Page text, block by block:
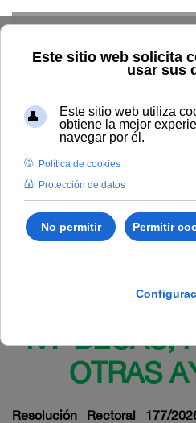
Inicio BOUNIA
Resolución
julio, de la Universidad
concurrencia competitiva, de
año 2026 en el marco del
Personal Técnico, de Gestión y de
IV. BECAS,
OTRAS
Resolución Rectoral 177/